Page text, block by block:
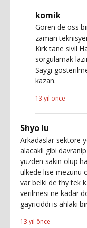
komik
Gören de öss
zaman
Kırk tane sivil
sorgulamak
Saygı
kazan.
13 yıl önce
Shyo lu
Arkadaslar sektore
alacakli gibi
yuzden sakin olup
ulkede lise mezunu
var belki de thy tek
verilmesi ne kadar
gayriciddi is ahlaki
13 yıl önce